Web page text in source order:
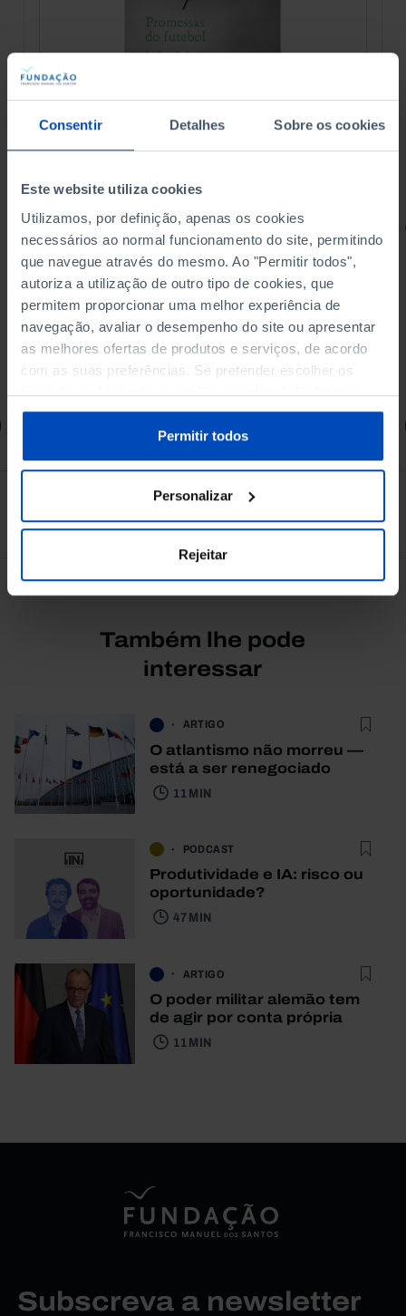
Consentir Detalhes Sobre os cookies
Este website utiliza cookies
Utilizamos, por definição, apenas os cookies
necessários ao normal funcionamento do site, permitindo
que navegue através do mesmo. Ao "Permitir todos",
autoriza a utilização de outro tipo de cookies, que
permitem proporcionar uma melhor experiência de
navegação, avaliar o desempenho do site ou apresentar
as melhores ofertas de produtos e serviços, de acordo
com as suas preferências. Se pretender escolher os
tipos de cookies, clique em "Personalizar". Saiba mais
sobre cookies através da gestão de preferências ou da
Política de Cookies.
Permitir todos
Personalizar
Rejeitar
RETRATOS
Promessas do Futebol
4,50 € 5,00 € -10%
Também lhe pode
interessar
ARTIGO
O atlantismo não morreu —
está a ser renegociado
11 MIN
PODCAST
Produtividade e IA: risco ou
oportunidade?
47 MIN
ARTIGO
O poder militar alemão tem
de agir por conta própria
11 MIN
Subscreva a newsletter